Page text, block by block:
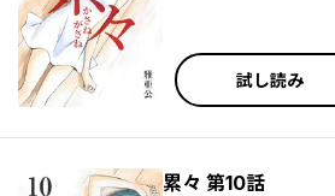
試し読み
累々 第10話